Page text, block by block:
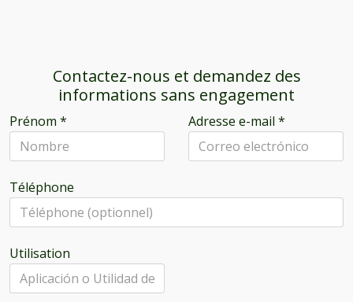
Contactez-nous et demandez des
informations sans engagement
Prénom * Adresse e-mail *
Téléphone
Utilisation